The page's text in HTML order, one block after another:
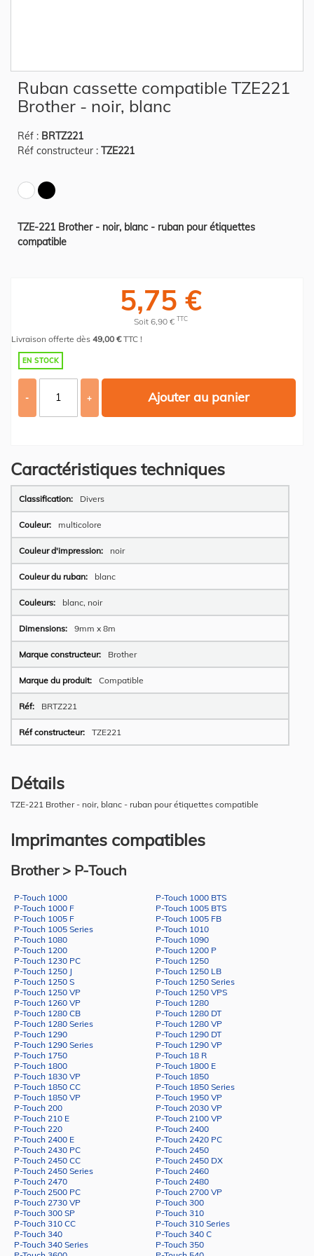
the
beginning
images
gallery
Ruban cassette compatible TZE221
Brother - noir, blanc
Réf : BRTZ221
Réf constructeur : TZE221
TZE-221 Brother - noir, blanc - ruban pour étiquettes
compatible
5,75 €
Soit 6,90 € TTC
Livraison offerte dès 49,00 €TTC !
EN STOCK
- + Ajouter au panier
Caractéristiques techniques
Plus
d’information
Divers
multicolore
noir
blanc
blanc, noir
9mm x 8m
Brother
Compatible
BRTZ221
TZE221
Détails
TZE-221 Brother - noir, blanc - ruban pour étiquettes compatible
Imprimantes compatibles
Brother > P-Touch
P-Touch 1000
P-Touch 1000 BTS
P-Touch 1000 F
P-Touch 1005 BTS
P-Touch 1005 F
P-Touch 1005 FB
P-Touch 1005 Series
P-Touch 1010
P-Touch 1080
P-Touch 1090
P-Touch 1200
P-Touch 1200 P
P-Touch 1230 PC
P-Touch 1250
P-Touch 1250 J
P-Touch 1250 LB
P-Touch 1250 S
P-Touch 1250 Series
P-Touch 1250 VP
P-Touch 1250 VPS
P-Touch 1260 VP
P-Touch 1280
P-Touch 1280 CB
P-Touch 1280 DT
P-Touch 1280 Series
P-Touch 1280 VP
P-Touch 1290
P-Touch 1290 DT
P-Touch 1290 Series
P-Touch 1290 VP
P-Touch 1750
P-Touch 18 R
P-Touch 1800
P-Touch 1800 E
P-Touch 1830 VP
P-Touch 1850
P-Touch 1850 CC
P-Touch 1850 Series
P-Touch 1850 VP
P-Touch 1950 VP
P-Touch 200
P-Touch 2030 VP
P-Touch 210 E
P-Touch 2100 VP
P-Touch 220
P-Touch 2400
P-Touch 2400 E
P-Touch 2420 PC
P-Touch 2430 PC
P-Touch 2450
P-Touch 2450 CC
P-Touch 2450 DX
P-Touch 2450 Series
P-Touch 2460
P-Touch 2470
P-Touch 2480
P-Touch 2500 PC
P-Touch 2700 VP
P-Touch 2730 VP
P-Touch 300
P-Touch 300 SP
P-Touch 310
P-Touch 310 CC
P-Touch 310 Series
P-Touch 340
P-Touch 340 C
P-Touch 340 Series
P-Touch 350